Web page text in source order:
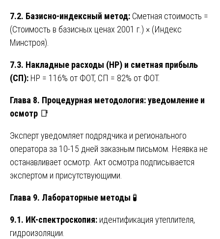
7.2. Базисно-индексный метод: Сметная стоимость =
(Стоимость в базисных ценах 2001 г.) × (Индекс
Минстроя).
7.3. Накладные расходы (НР) и сметная прибыль
(СП): НР = 116% от ФОТ, СП = 82% от ФОТ.
Глава 8. Процедурная методология: уведомление и
осмотр 📑
Эксперт уведомляет подрядчика и регионального
оператора за 10-15 дней заказным письмом. Неявка не
останавливает осмотр. Акт осмотра подписывается
экспертом и присутствующими.
Глава 9. Лабораторные методы 🧪
9.1. ИК-спектроскопия: идентификация утеплителя,
гидроизоляции.